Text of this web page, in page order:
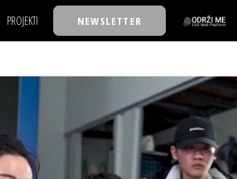
PROJEKTI
BACK TO OFFICE/SCHOOL
BIZBENDOVI
NEWSLETTER
NAJKOLEGA
30 ISPOD 30
BIZKOLEGIJUM
BMW BIZNIS LIGA